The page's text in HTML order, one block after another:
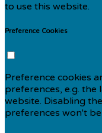
to use this website.
Preference Cookies
Preference cookies
preferences, e.g. the
website. Disabling
preferences won't